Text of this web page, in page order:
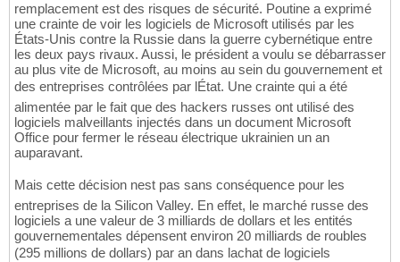
remplacement est des risques de sécurité. Poutine a exprimé
une crainte de voir les logiciels de Microsoft utilisés par les
États-Unis contre la Russie dans la guerre cybernétique entre
les deux pays rivaux. Aussi, le président a voulu se débarrasser
au plus vite de Microsoft, au moins au sein du gouvernement et
des entreprises contrôlées par lÉtat. Une crainte qui a été
alimentée par le fait que des hackers russes ont utilisé des
logiciels malveillants injectés dans un document Microsoft
Office pour fermer le réseau électrique ukrainien un an
auparavant.
Mais cette décision nest pas sans conséquence pour les
entreprises de la Silicon Valley. En effet, le marché russe des
logiciels a une valeur de 3 milliards de dollars et les entités
gouvernementales dépensent environ 20 milliards de roubles
(295 millions de dollars) par an dans lachat de logiciels